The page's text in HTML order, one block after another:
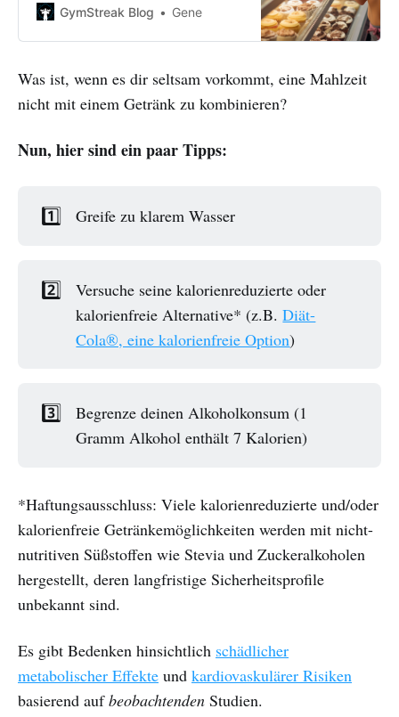
— hier ist, wie du den Appetit
stoppen kannst.
GymStreak Blog Gene
Was ist, wenn es dir seltsam vorkommt, eine Mahlzeit
nicht mit einem Getränk zu kombinieren?
Nun, hier sind ein paar Tipps:
1️⃣ Greife zu klarem Wasser
2️⃣
Versuche seine kalorienreduzierte oder
kalorienfreie Alternative* (z.B.Diät-
Cola®, eine kalorienfreie Option)
3️⃣
Begrenze deinen Alkoholkonsum (1
Gramm Alkohol enthält 7 Kalorien)
*Haftungsausschluss: Viele kalorienreduzierte und/oder
kalorienfreie Getränkemöglichkeiten werden mit nicht-
nutritiven Süßstoffen wie Stevia und Zuckeralkoholen
hergestellt, deren langfristige Sicherheitsprofile
unbekannt sind.
Es gibt Bedenken hinsichtlich schädlicher
metabolischer Effekte und kardiovaskulärer Risiken
basierend aufbeobachtenden Studien.